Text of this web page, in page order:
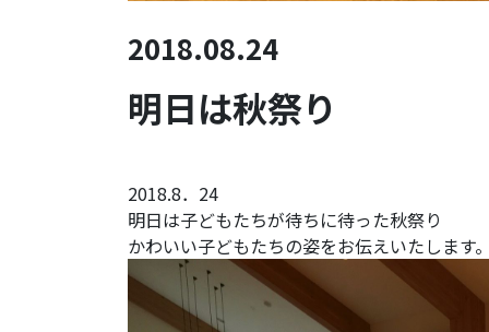
2018.08.24
明日は秋祭り
2018.8．24
明日は子どもたちが待ちに待った秋祭り
かわいい子どもたちの姿をお伝えいたします